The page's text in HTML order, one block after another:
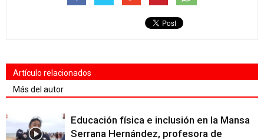
Artículo relacionados
Más del autor
Educación física e inclusión en la Mansa
Serrana Hernández, profesora de